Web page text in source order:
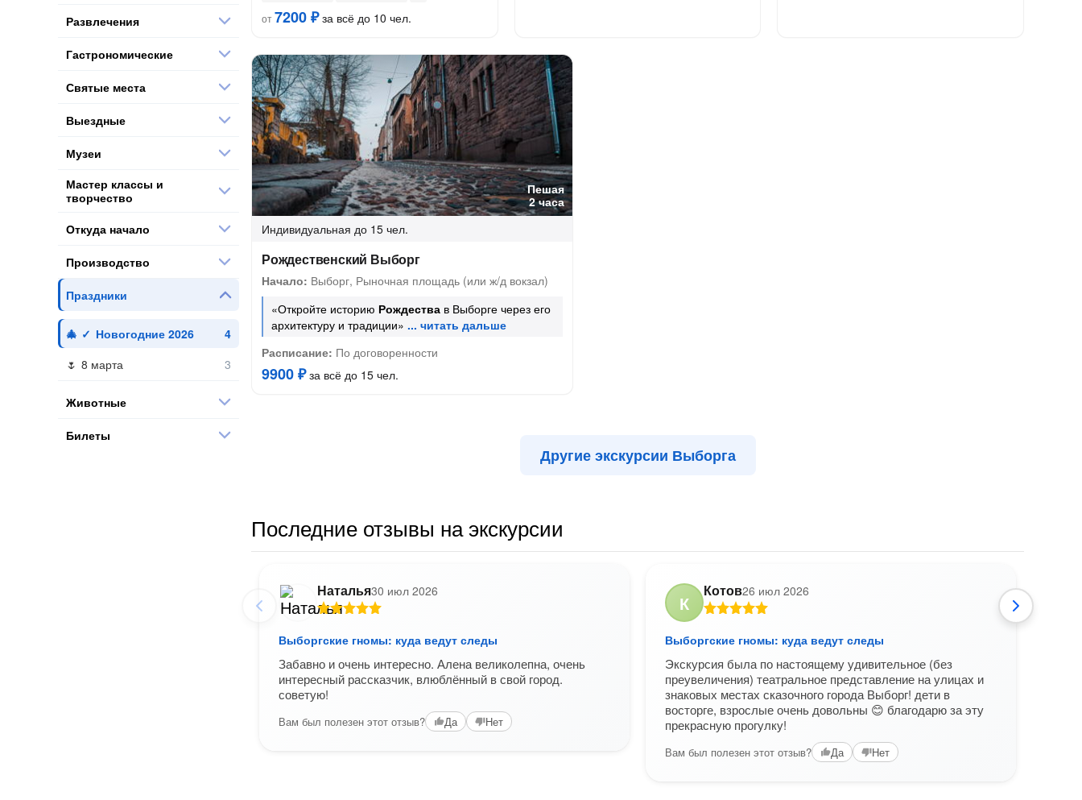
от7200 ₽за всё до 10 чел.
Пешая
2 часа
Индивидуальная до 15 чел.
Рождественский Выборг
Начало: Выборг, Рыночная площадь (или ж/д вокзал)
«Откройте историю Рождества в Выборге через его
архитектуру и традиции»
Расписание: По договоренности
9900 ₽за всё до 15 чел.
Другие экскурсии Выборга
Последние отзывы на экскурсии
Наталья30 июл 2026
Выборгские гномы: куда ведут следы
Забавно и очень интересно. Алена великолепна, очень
интересный рассказчик, влюблённый в свой город.
советую!
Вам был полезен этот отзыв? Да Нет
К
Котов26 июл 2026
Выборгские гномы: куда ведут следы
Экскурсия была по настоящему удивительное (без
преувеличения) театральное представление на улицах и
знаковых местах сказочного города Выборг! дети в
восторге, взрослые очень довольны 😊 благодарю за эту
прекрасную прогулку!
Вам был полезен этот отзыв? Да Нет
Развлечения
Гастрономические
Святые места
Выездные
Музеи
Мастер классы и
творчество
Откуда начало
Производство
Праздники
Новогодние 2026
8 марта
Животные
Билеты